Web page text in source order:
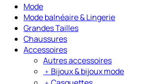
Mode
Mode balnéaire & Lingerie
Grandes Tailles
Chaussures
Accessoires
Autres accessoires
﹢ Bijoux & bijoux mode